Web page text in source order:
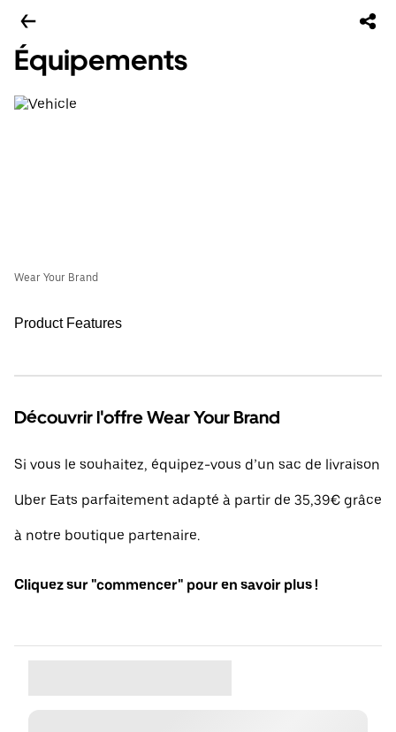
Équipements
Wear Your Brand
Product Features
Découvrir l'offre Wear Your Brand
Si vous le souhaitez, équipez-vous d’un sac de livraison
Uber Eats parfaitement adapté à partir de 35,39€ grâce
à notre boutique partenaire.
Cliquez sur "commencer" pour en savoir plus !